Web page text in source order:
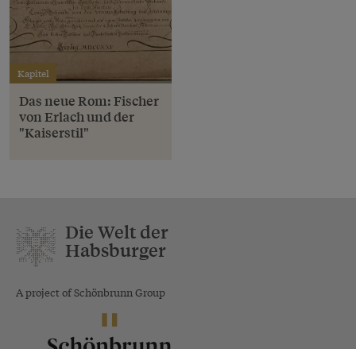
Kapitel
Das neue Rom: Fischer
von Erlach und der
"Kaiserstil"
Die Welt der
Habsburger
A project of Schönbrunn Group